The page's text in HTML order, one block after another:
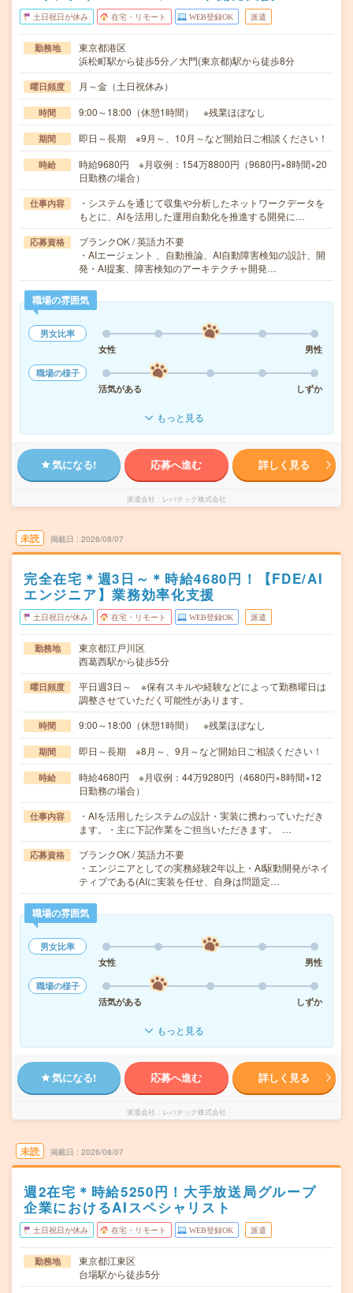
土日祝日が休み 在宅・リモート WEB登録OK 派遣
勤務地
東京都港区
浜松町駅から徒歩5分／大門(東京都)駅から徒歩8分
曜日頻度 月～金（土日祝休み）
時間 9:00～18:00（休憩1時間） ※残業ほぼなし
期間 即日～長期 ※9月～、10月～など開始日ご相談ください！
時給
時給9680円 ※月収例：154万8800円（9680円×8時間×20
日勤務の場合）
仕事内容
・システムを通じて収集や分析したネットワークデータを
もとに、AIを活用した運用自動化を推進する開発に…
応募資格
ブランクOK / 英語力不要
・AIエージェント 、自動推論、AI自動障害検知の設計、開
発・AI提案、障害検知のアーキテクチャ開発…
職場の雰囲気
男女比率
女性
男性
職場の様子
活気がある
しずか
もっと見る
気になる! 応募へ進む 詳しく見る
派遣会社 レバテック株式会社
未読 掲載日 2026/08/07
完全在宅＊週3日～＊時給4680円！【FDE/AI
エンジニア】業務効率化支援
土日祝日が休み 在宅・リモート WEB登録OK 派遣
勤務地
東京都江戸川区
西葛西駅から徒歩5分
曜日頻度
平日週3日～ ※保有スキルや経験などによって勤務曜日は
調整させていただく可能性があります。
時間 9:00～18:00（休憩1時間） ※残業ほぼなし
期間 即日～長期 ※8月～、9月～など開始日ご相談ください！
時給
時給4680円 ※月収例：44万9280円（4680円×8時間×12
日勤務の場合）
仕事内容
・AIを活用したシステムの設計・実装に携わっていただき
ます。・主に下記作業をご担当いただきます。 …
応募資格
ブランクOK / 英語力不要
・エンジニアとしての実務経験2年以上・AI駆動開発がネイ
ティブである(AIに実装を任せ、自身は問題定…
職場の雰囲気
男女比率
女性
男性
職場の様子
活気がある
しずか
もっと見る
気になる! 応募へ進む 詳しく見る
派遣会社 レバテック株式会社
未読 掲載日 2026/08/07
週2在宅＊時給5250円！大手放送局グループ
企業におけるAIスペシャリスト
土日祝日が休み 在宅・リモート WEB登録OK 派遣
勤務地
東京都江東区
台場駅から徒歩5分